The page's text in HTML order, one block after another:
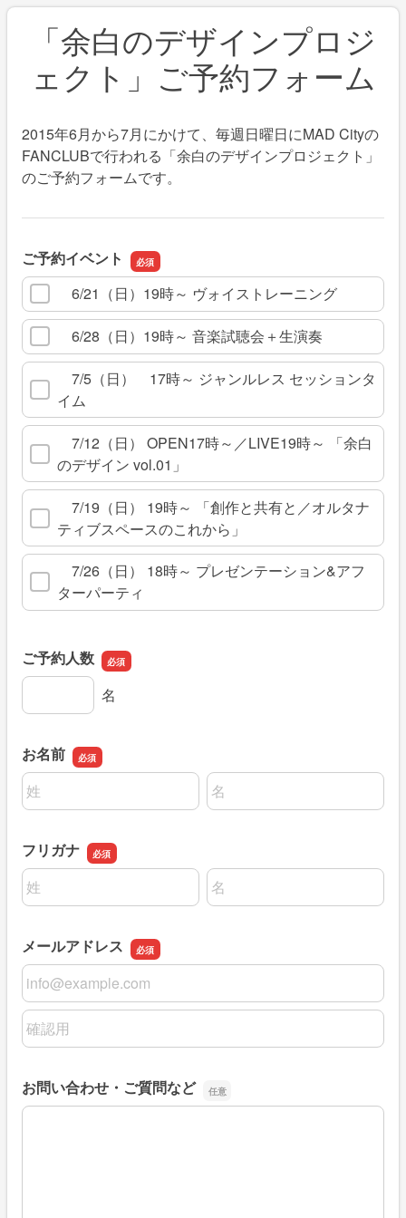
「余白のデザインプロジ
ェクト」ご予約フォーム
2015年6月から7月にかけて、毎週日曜日にMAD Cityの
FANCLUBで行われる「余白のデザインプロジェクト」
のご予約フォームです。
ご予約イベント
6/21（日）19時～ ヴォイストレーニング
6/28（日）19時～ 音楽試聴会＋生演奏
7/5（日） 17時～ ジャンルレス セッションタ
イム
7/12（日） OPEN17時～／LIVE19時～ 「余白
のデザイン vol.01」
7/19（日） 19時～ 「創作と共有と／オルタナ
ティブスペースのこれから」
7/26（日） 18時～ プレゼンテーション&アフ
ターパーティ
ご予約人数
ご予約人数 名
お名前
名前の姓
名前の名
フリガナ
名前の姓
名前の名
メールアドレス
メールアドレス
メールアドレスの確認用
お問い合わせ・ご質問など
お問い合わせ・ご質問など